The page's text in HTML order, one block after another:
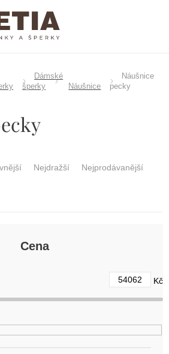
Dámské
šperky
Náušnice
Náušnice
pecky
Nejdražší Nejprodávanější
Cena
54062 Kč